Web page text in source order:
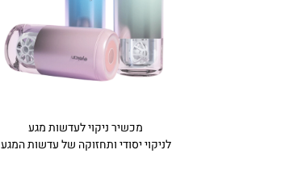
מכשיר ניקוי לעדשות מגע
לניקוי יסודי ותחזוקה של עדשות המגע